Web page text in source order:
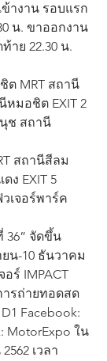
างาน รอบแรก
น. ขาออกงาน
าย 22.30 น.
ต MRT สถานี
หมอชิต EXIT 2
ช สถานี
สถานีสีลม
ง EXIT 5
วเจอร์พาร์ค
36” จัดขึ้น
น-10 ธันวาคม
ร์ IMPACT
รถ่ายทอดสด
Facebook:
MotorExpo ใน
เวลา